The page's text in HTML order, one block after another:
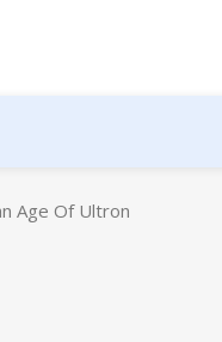
Age Of Ultron